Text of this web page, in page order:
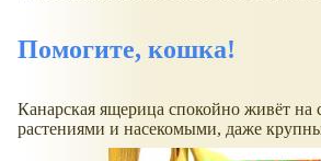
Помогите, кошка!
Канарская ящерица спокойно живёт на
растениями и насекомыми, даже